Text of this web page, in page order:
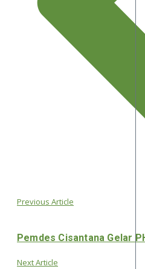
Previous Article
Pemdes Cisantana Gelar
Next Article